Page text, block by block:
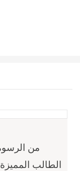
من
الطالب